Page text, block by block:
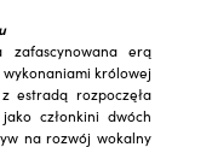
zafascynowana erą
królowej
estradą rozpoczęła
członkini dwóch
na rozwój wokalny